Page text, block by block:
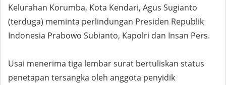
Kelurahan Korumba, Kota Kendari, Agus Sugianto
(terduga) meminta perlindungan Presiden Republik
Indonesia Prabowo Subianto, Kapolri dan Insan Pers.
Usai menerima tiga lembar surat bertuliskan status
penetapan tersangka oleh anggota penyidik